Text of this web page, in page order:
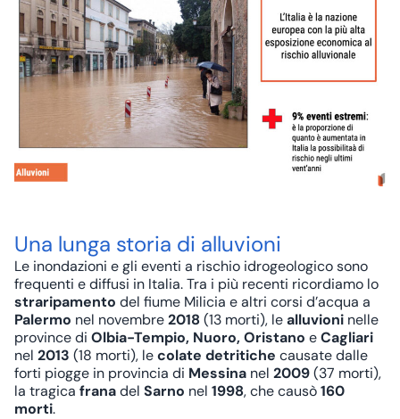
Una lunga storia di alluvioni
Le inondazioni e gli eventi a rischio idrogeologico sono
frequenti e diffusi in Italia. Tra i più recenti ricordiamo lo
straripamento del fiume Milicia e altri corsi d’acqua a
Palermo nel novembre2018 (13 morti), lealluvioni nelle
province di Olbia-Tempio, Nuoro, Oristano eCagliari
nel 2013 (18 morti), lecolate detritiche causate dalle
forti piogge in provincia di Messina nel 2009(37 morti),
la tragica franadel Sarno nel 1998, che causò160
morti.